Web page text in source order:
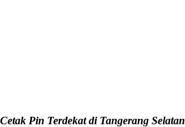
Cetak Pin Terdekat di Tangerang Selatan